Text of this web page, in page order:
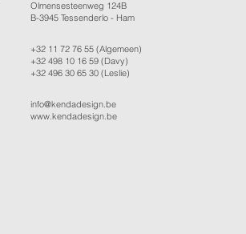
Olmensesteenweg 124B
B-3945 Tessenderlo - Ham
+32 11 72 76 55 (Algemeen)
+32 498 10 16 59 (Davy)
+32 496 30 65 30 (Leslie)
info@kendadesign.be
www.kendadesign.be